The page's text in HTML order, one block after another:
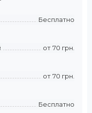
Бесплатно
от 70 грн.
от 70 грн.
Бесплатно